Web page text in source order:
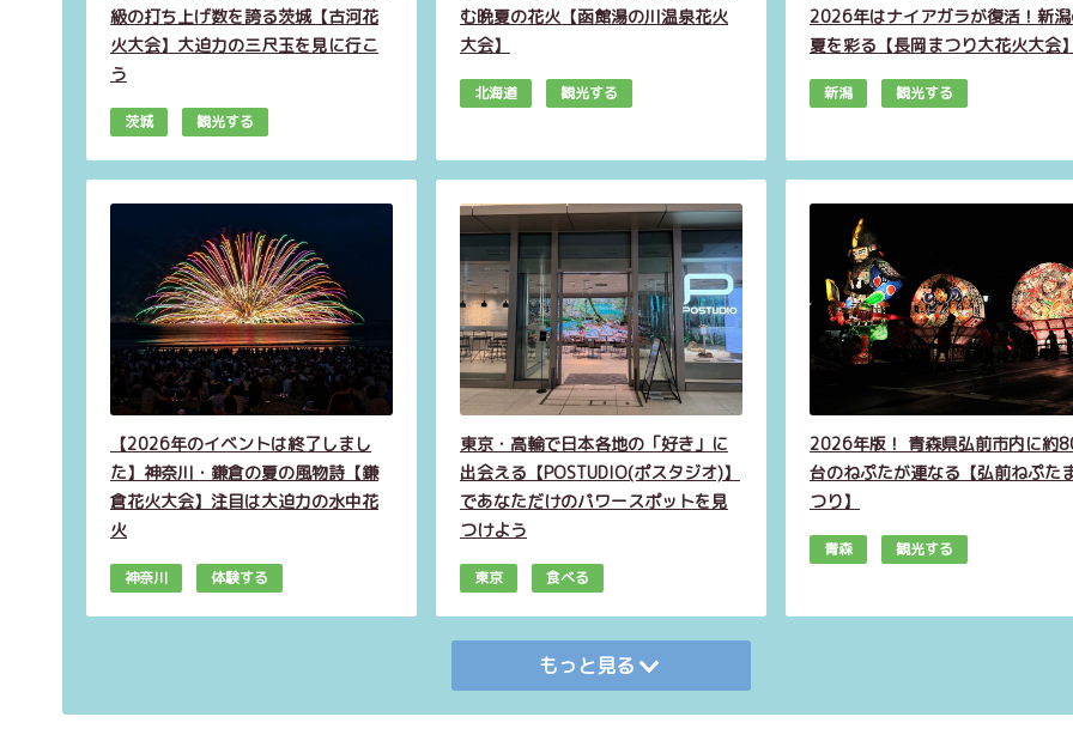
級の打ち上げ数を誇る茨城【古河花
火大会】大迫力の三尺玉を見に行こ
う
茨城 観光する
む晩夏の花火【函館湯の川温泉花火
大会】
北海道 観光する
2026年はナイアガラが復活！新
夏を彩る【長岡まつり大花火大会
新潟 観光する
【2026年のイベントは終了しまし
た】神奈川・鎌倉の夏の風物詩【鎌
倉花火大会】注目は大迫力の水中花
火
神奈川 体験する
東京・高輪で日本各地の「好き」に
出会える【POSTUDIO(ポスタジオ)】
であなただけのパワースポットを見
つけよう
東京 食べる
2026年版！ 青森県弘前市内に約
台のねぷたが連なる【弘前ねぷた
つり】
青森 観光する
もっと見る